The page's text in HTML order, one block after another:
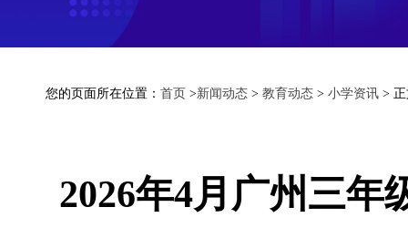
您的页面所在位置： 首页 >新闻动态 > 教育动态 > 小学资讯 >
2026年4月广州三年